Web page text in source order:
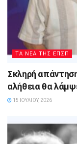
ΤΑ ΝΕΑ ΤΗΣ ΕΠΣΠ
Σκληρή
αλήθεια θα
15 ΙΟΥΛΊΟΥ, 2026